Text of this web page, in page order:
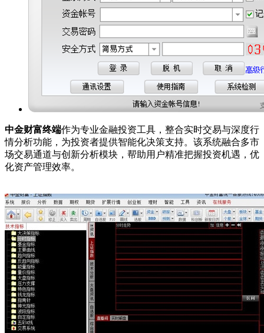
中金财富终端作为专业金融投资工具，整合实时交易与深度行
情分析功能，为投资者提供智能化决策支持。该系统融合多市
场交易通道与创新分析模块，帮助用户精准把握投资机遇，优
化资产管理效率。